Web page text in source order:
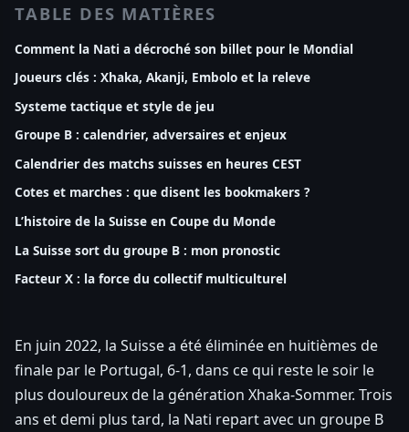
TABLE DES MATIÈRES
Comment la Nati a décroché son billet pour le Mondial
Joueurs clés : Xhaka, Akanji, Embolo et la releve
Systeme tactique et style de jeu
Groupe B : calendrier, adversaires et enjeux
Calendrier des matchs suisses en heures CEST
Cotes et marches : que disent les bookmakers ?
L’histoire de la Suisse en Coupe du Monde
La Suisse sort du groupe B : mon pronostic
Facteur X : la force du collectif multiculturel
En juin 2022, la Suisse a été éliminée en huitièmes de
finale par le Portugal, 6-1, dans ce qui reste le soir le
plus douloureux de la génération Xhaka-Sommer. Trois
ans et demi plus tard, la Nati repart avec un groupe B